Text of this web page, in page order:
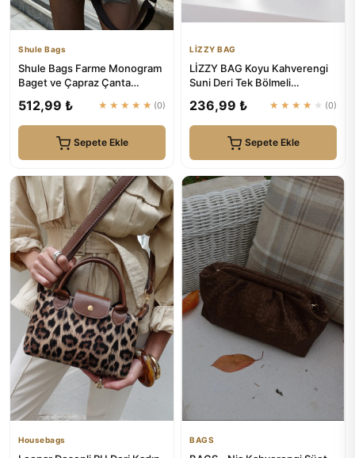
Shule Bags
Shule Bags Farme Monogram
Baget ve Çapraz Çanta
512,99 ₺ ★★★★★ (0)
Sepete Ekle
LİZZY BAG
LİZZY BAG Koyu Kahverengi
Suni Deri Tek Bölmeli
236,99 ₺ ★★★★★ (0)
Sepete Ekle
Housebags BAGS